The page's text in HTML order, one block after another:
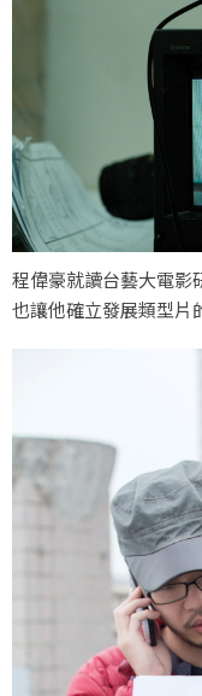
程偉豪就讀台藝大電影
也讓他確立發展類型片